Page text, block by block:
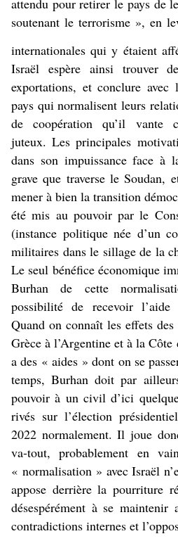
attendu pour retirer le pays de
soutenant le terrorisme », en
internationales qui y étaient
Israël espère ainsi trouver
exportations, et conclure
pays qui normalisent leurs
de coopération qu’il vante
juteux. Les principales
dans son impuissance face à
grave que traverse le Soudan,
mener à bien la transition
été mis au pouvoir par le
(instance politique née d’un
militaires dans le sillage de la
Le seul bénéfice économique
Burhan de cette
possibilité de recevoir
Quand on connaît les effets
Grèce à l’Argentine et à la
a des « aides » dont on se
temps, Burhan doit par
pouvoir à un civil d’ici
rivés sur l’élection
2022 normalement. Il joue
va-tout, probablement en
« normalisation » avec Israël
appose derrière la pourriture
désespérément à se
contradictions internes et